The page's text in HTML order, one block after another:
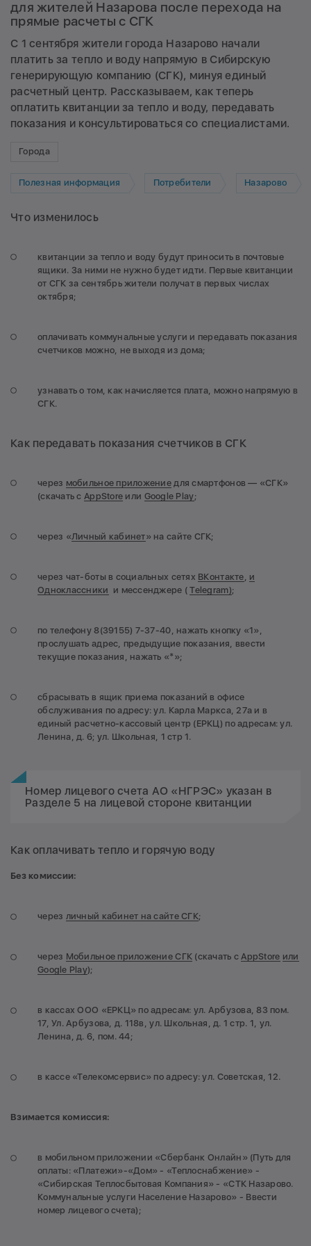
для жителей Назарова после перехода на
прямые расчеты с СГК
С 1 сентября жители города Назарово начали
платить за тепло и воду напрямую в Сибирскую
генерирующую компанию (СГК), минуя единый
расчетный центр. Рассказываем, как теперь
оплатить квитанции за тепло и воду, передавать
показания и консультироваться со специалистами.
Города
Полезная информация Потребители Назарово
Что изменилось
квитанции за тепло и воду будут приносить в почтовые
ящики. За ними не нужно будет идти. Первые квитанции
от СГК за сентябрь жители получат в первых числах
октября;
оплачивать коммунальные услуги и передавать показания
счетчиков можно, не выходя из дома;
узнавать о том, как начисляется плата, можно напрямую в
СГК.
Как передавать показания счетчиков в СГК
через мобильное приложение для смартфонов — «СГК»
(скачать с AppStore или Google Play;
через «Личный кабинет» на сайте СГК;
через чат-боты в социальных сетях ВКонтакте и
Одноклассники и мессенджере (Telegram);
по телефону 8(39155) 7-37-40, нажать кнопку «1»,
прослушать адрес, предыдущие показания, ввести
текущие показания, нажать «*»;
сбрасывать в ящик приема показаний в офисе
обслуживания по адресу: ул. Карла Маркса, 27а и в
единый расчетно-кассовый центр (ЕРКЦ) по адресам: ул.
Ленина, д. 6; ул. Школьная, 1 стр 1.
Номер лицевого счета АО «НГРЭС» указан в
Разделе 5 на лицевой стороне квитанции
Как оплачивать тепло и горячую воду
Без комиссии:
через личный кабинет на сайте СГК;
через Мобильное приложение СГК (скачать сAppStore или
Google Play);
в кассах ООО «ЕРКЦ» по адресам: ул. Арбузова, 83 пом.
17, Ул. Арбузова, д. 118в, ул. Школьная, д. 1 стр. 1, ул.
Ленина, д. 6, пом. 44;
в кассе «Телекомсервис» по адресу: ул. Советская, 12.
Взимается комиссия:
в мобильном приложении «Сбербанк Онлайн» (Путь для
оплаты: «Платежи»-«Дом» - «Теплоснабжение» -
«Сибирская Теплосбытовая Компания» - «СТК Назарово.
Коммунальные услуги Население Назарово» - Ввести
номер лицевого счета);